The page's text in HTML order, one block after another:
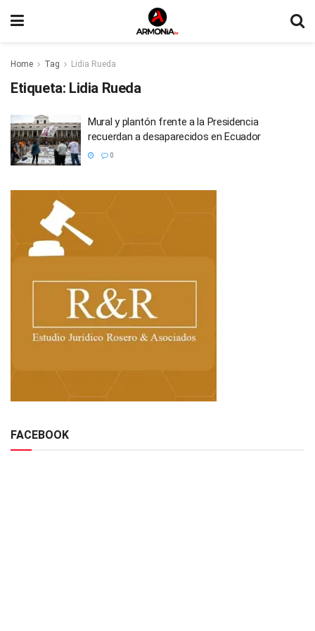
Home Tag Lidia Rueda
Etiqueta: Lidia Rueda
Mural y plantón frente a la Presidencia
recuerdan a desaparecidos en Ecuador
0
FACEBOOK